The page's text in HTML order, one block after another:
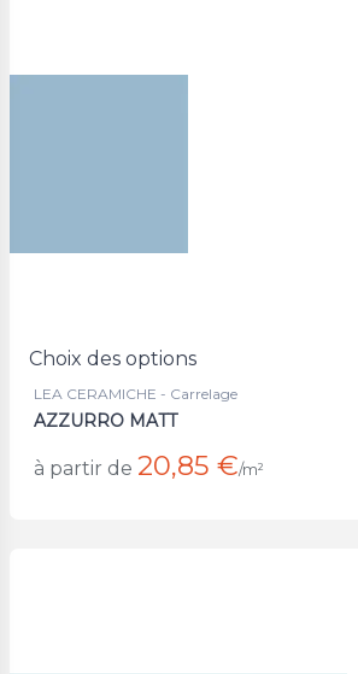
Choix des options
LEA CERAMICHE - Carrelage
AZZURRO MATT
à partir de 20,85 €/m²